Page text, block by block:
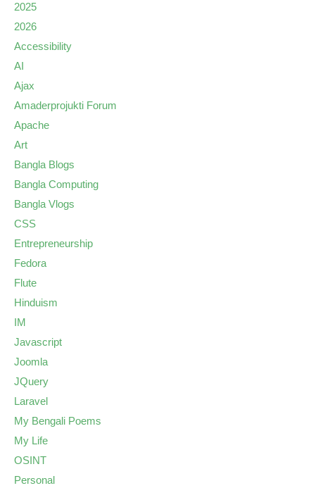
2025
2026
Accessibility
AI
Ajax
Amaderprojukti Forum
Apache
Art
Bangla Blogs
Bangla Computing
Bangla Vlogs
CSS
Entrepreneurship
Fedora
Flute
Hinduism
IM
Javascript
Joomla
JQuery
Laravel
My Bengali Poems
My Life
OSINT
Personal